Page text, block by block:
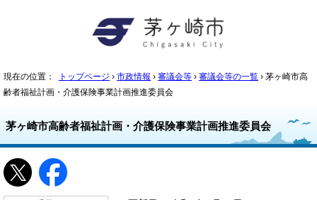
現在の位置： トップページ › 市政情報 › 審議会等 › 審議会等の一覧 › 茅ヶ崎市高
齢者福祉計画・介護保険事業計画推進委員会
茅ヶ崎市高齢者福祉計画・介護保険事業計画推進委員会